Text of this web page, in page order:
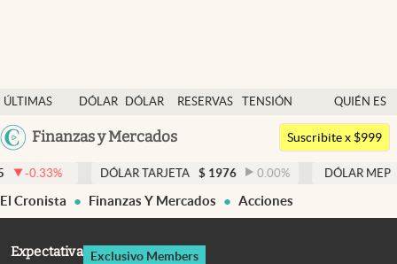
ÚLTIMAS
NOTICIAS
DÓLAR
DÓLAR
RESERVAS
TENSIÓN
GEOPOLÍTICA
QUIÉN ES
QUIÉN
Argentina
Finanzas y Mercados
Dólar
Members
Economía y Política
Finanzas y Mercados
Suscribite x $999
DÓLAR TARJETA $ 1976 0.00% DÓLAR MEP 1526,03
El Cronista Finanzas Y Mercados Acciones
Expectativa Exclusivo Members